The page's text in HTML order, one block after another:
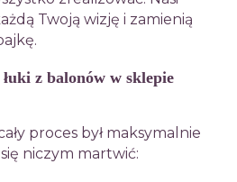
Twoją wizję i zamienią
z balonów w sklepie
proces był maksymalnie
niczym martwić: